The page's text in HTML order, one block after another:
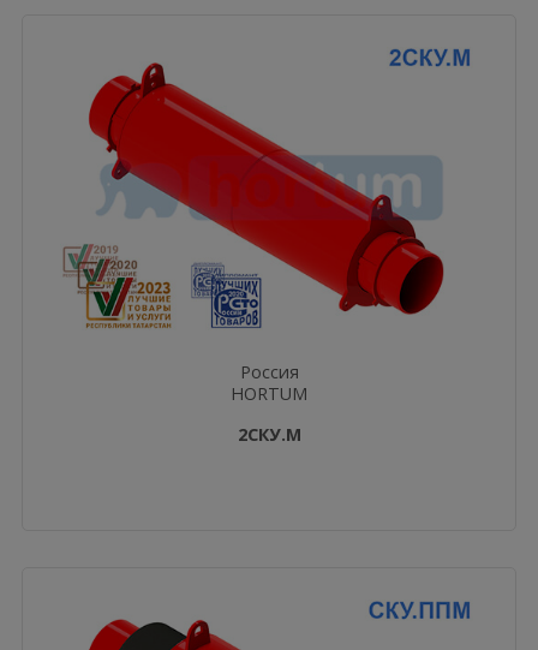
Россия
HORTUM
2СКУ.М